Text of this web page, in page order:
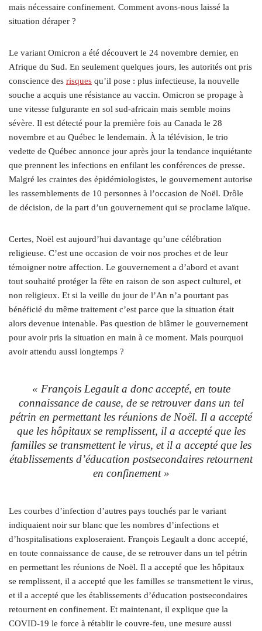
mais nécessaire confinement. Comment avons-nous laissé la
situation déraper ?
Le variant Omicron a été découvert le 24 novembre dernier, en
Afrique du Sud. En seulement quelques jours, les autorités ont pris
conscience des risques qu’il pose : plus infectieuse, la nouvelle
souche a acquis une résistance au vaccin. Omicron se propage à
une vitesse fulgurante en sol sud-africain mais semble moins
sévère. Il est détecté pour la première fois au Canada le 28
novembre et au Québec le lendemain. À la télévision, le trio
vedette de Québec annonce jour après jour la tendance inquiétante
que prennent les infections en enfilant les conférences de presse.
Malgré les craintes des épidémiologistes, le gouvernement autorise
les rassemblements de 10 personnes à l’occasion de Noël. Drôle
de décision, de la part d’un gouvernement qui se proclame laïque.
Certes, Noël est aujourd’hui davantage qu’une célébration
religieuse. C’est une occasion de voir nos proches et de leur
témoigner notre affection. Le gouvernement a d’abord et avant
tout souhaité protéger la fête en raison de son aspect culturel, et
non religieux. Et si la veille du jour de l’An n’a pourtant pas
bénéficié du même traitement c’est parce que la situation était
alors devenue intenable. Pas question de blâmer le gouvernement
pour avoir pris la situation en main à ce moment. Mais pourquoi
avoir attendu aussi longtemps ?
« François Legault a donc accepté, en toute
connaissance de cause, de se retrouver dans un tel
pétrin en permettant les réunions de Noël. Il a accepté
que les hôpitaux se remplissent, il a accepté que les
familles se transmettent le virus, et il a accepté que les
établissements d’éducation postsecondaires retournent
en confinement »
Les courbes d’infection d’autres pays touchés par le variant
indiquaient noir sur blanc que les nombres d’infections et
d’hospitalisations exploseraient. François Legault a donc accepté,
en toute connaissance de cause, de se retrouver dans un tel pétrin
en permettant les réunions de Noël. Il a accepté que les hôpitaux
se remplissent, il a accepté que les familles se transmettent le virus,
et il a accepté que les établissements d’éducation postsecondaires
retournent en confinement. Et maintenant, il explique que la
COVID-19 le force à rétablir le couvre-feu, une mesure aussi